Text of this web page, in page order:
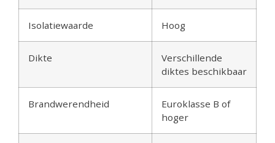
Isolatiewaarde Hoog
Dikte
Verschillende
diktes beschikbaar
Brandwerendheid
Euroklasse B of
hoger